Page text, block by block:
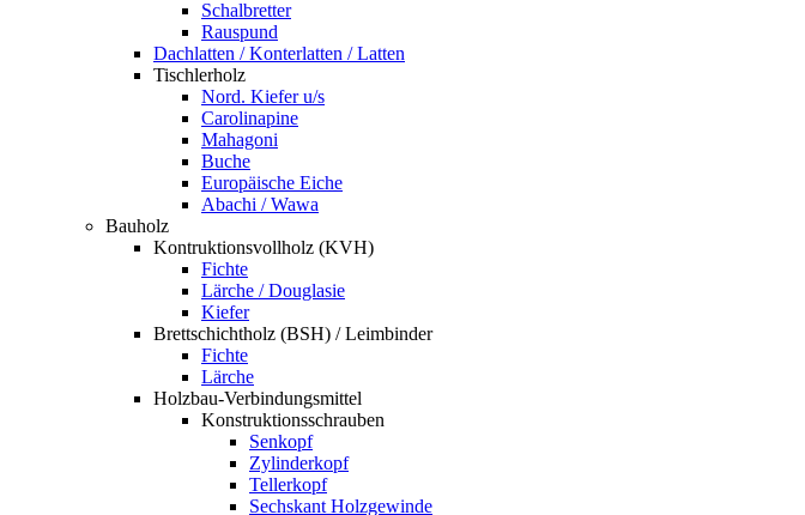
Schalbretter
Rauspund
Dachlatten / Konterlatten / Latten
Tischlerholz
Nord. Kiefer u/s
Carolinapine
Mahagoni
Buche
Europäische Eiche
Abachi / Wawa
Bauholz
Kontruktionsvollholz (KVH)
Fichte
Lärche / Douglasie
Kiefer
Brettschichtholz (BSH) / Leimbinder
Fichte
Lärche
Holzbau-Verbindungsmittel
Konstruktionsschrauben
Senkopf
Zylinderkopf
Tellerkopf
Sechskant Holzgewinde